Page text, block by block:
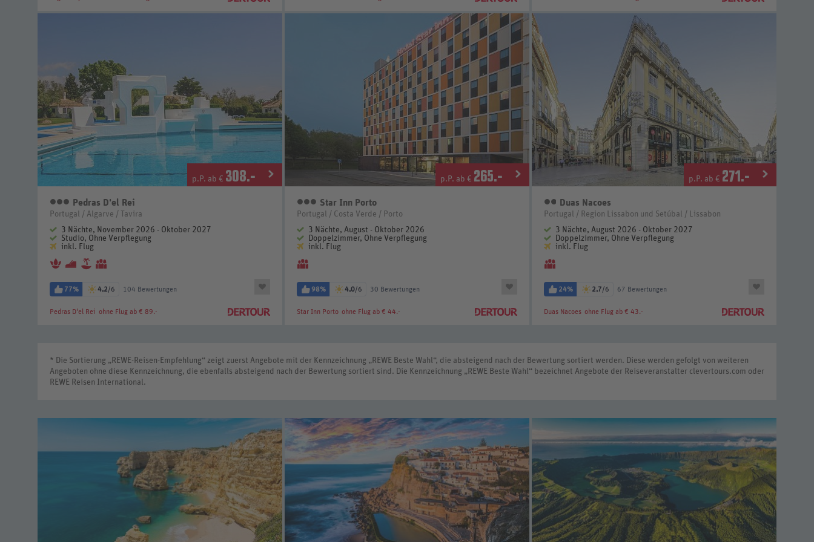
p.P. ab € 308.-
3 Sterne
Pedras D'el Rei
Portugal / Algarve / Tavira
3 Nächte, November 2026 - Oktober 2027
Studio, Ohne Verpflegung
inkl. Flug
77% 4,2/6 104 Bewertungen
Pedras D'el Rei ohne Flug ab € 89.-
p.P. ab € 265.-
3 Sterne
Star Inn Porto
Portugal / Costa Verde / Porto
3 Nächte, August - Oktober 2026
Doppelzimmer, Ohne Verpflegung
inkl. Flug
98% 4,0/6 30 Bewertungen
Star Inn Porto ohne Flug ab € 44.-
p.P. ab € 271.-
2 Sterne
Duas Nacoes
Portugal / Region Lissabon und Setúbal / Lissabon
3 Nächte, August 2026 - Oktober 2027
Doppelzimmer, Ohne Verpflegung
inkl. Flug
24% 2,7/6 67 Bewertungen
Duas Nacoes ohne Flug ab € 43.-
* Die Sortierung „REWE-Reisen-Empfehlung“ zeigt zuerst Angebote mit der Kennzeichnung „REWE Beste Wahl“, die absteigend nach der Bewertung sortiert werden. Diese werden gefolgt von weiteren
Angeboten ohne diese Kennzeichnung, die ebenfalls absteigend nach der Bewertung sortiert sind. Die Kennzeichnung „REWE Beste Wahl“ bezeichnet Angebote der Reiseveranstalter clevertours.com oder
REWE Reisen International.